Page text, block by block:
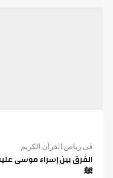
في رياض القرآن الكريم
الفرق بين إسراء موسى
ﷺ